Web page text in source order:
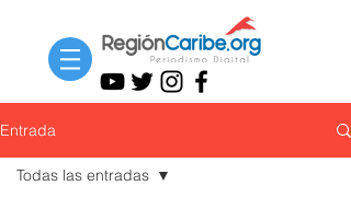
Entrada
Todas las entradas